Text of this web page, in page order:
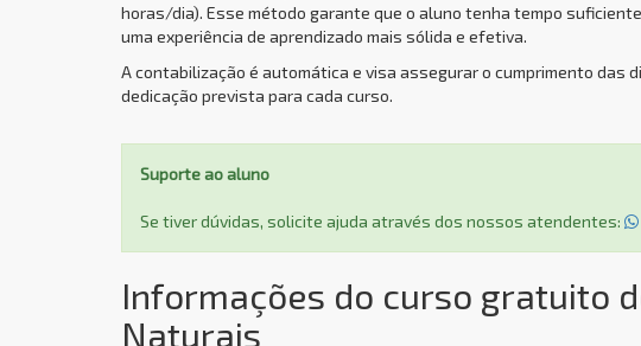
horas/dia). Esse método garante que o aluno tenha tempo
uma experiência de aprendizado mais sólida e efetiva.
A contabilização é automática e visa assegurar o cumprimento das
dedicação prevista para cada curso.
Suporte ao aluno
Se tiver dúvidas, solicite ajuda através dos nossos atendentes:
Informações do curso gratuito
Naturais